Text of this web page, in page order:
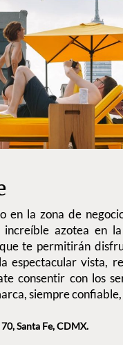
en la zona de
azotea en
te permitirán
espectacular vista,
consentir con los
siempre
Santa Fe, CDMX.